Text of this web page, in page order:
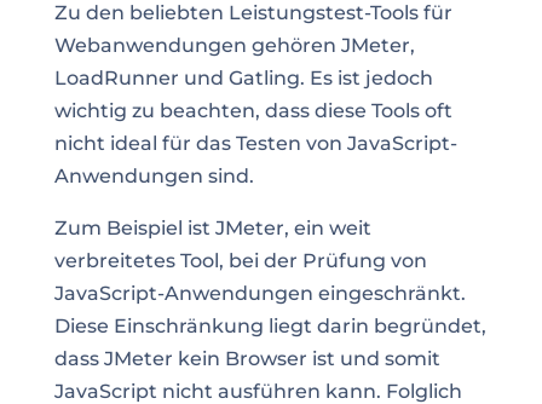
Zu den beliebten Leistungstest-Tools für
Webanwendungen gehören JMeter,
LoadRunner und Gatling. Es ist jedoch
wichtig zu beachten, dass diese Tools oft
nicht ideal für das Testen von JavaScript-
Anwendungen sind.
Zum Beispiel ist JMeter, ein weit
verbreitetes Tool, bei der Prüfung von
JavaScript-Anwendungen eingeschränkt.
Diese Einschränkung liegt darin begründet,
dass JMeter kein Browser ist und somit
JavaScript nicht ausführen kann. Folglich